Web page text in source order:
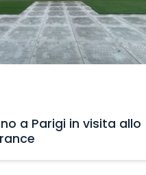
a Parigi in visita allo